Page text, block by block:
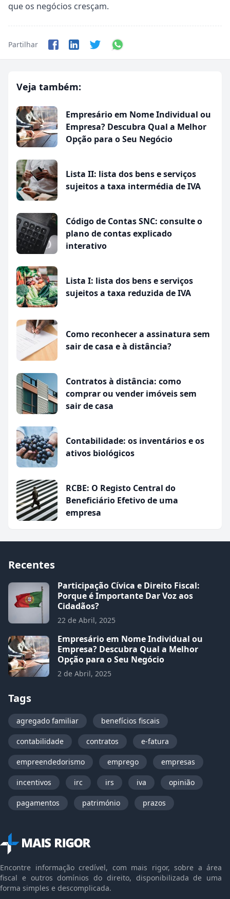
que os negócios cresçam.
Partilhar
Veja também:
Empresário em Nome Individual ou
Empresa? Descubra Qual a Melhor
Opção para o Seu Negócio
Lista II: lista dos bens e serviços
sujeitos a taxa intermédia de IVA
Código de Contas SNC: consulte o
plano de contas explicado
interativo
Lista I: lista dos bens e serviços
sujeitos a taxa reduzida de IVA
Como reconhecer a assinatura sem
sair de casa e à distância?
Contratos à distância: como
comprar ou vender imóveis sem
sair de casa
Contabilidade: os inventários e os
ativos biológicos
RCBE: O Registo Central do
Beneficiário Efetivo de uma
empresa
Encontre informação credível, com mais rigor, sobre a área
fiscal e outros domínios do direito, disponibilizada de uma
forma simples e descomplicada.
Recentes
Participação Cívica e Direito Fiscal:
Porque é Importante Dar Voz aos
Cidadãos?
22 de Abril, 2025
Empresário em Nome Individual ou
Empresa? Descubra Qual a Melhor
Opção para o Seu Negócio
2 de Abril, 2025
Tags
agregado familiar benefícios fiscais
contabilidade contratos e-fatura
empreendedorismo emprego empresas
incentivos irc irs iva opinião
pagamentos património prazos